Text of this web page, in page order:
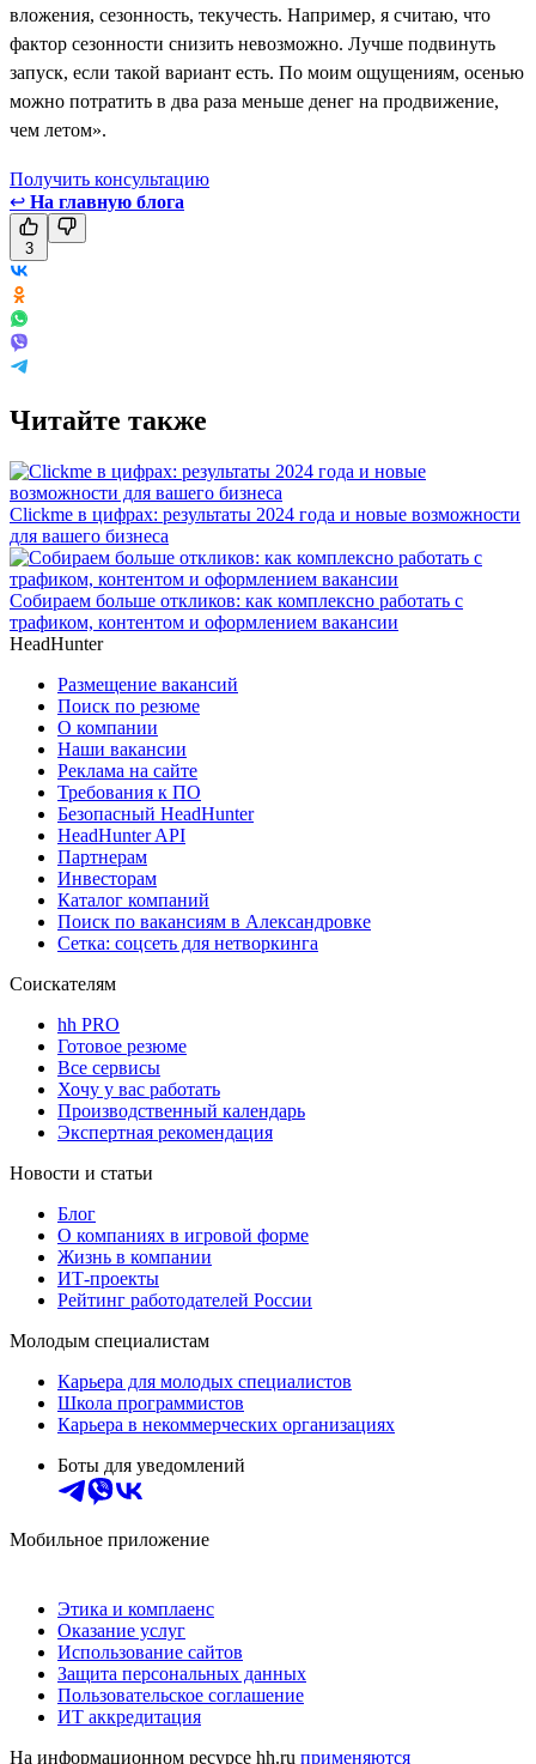
вложения, сезонность, текучесть. Например, я считаю, что
фактор сезонности снизить невозможно. Лучше подвинуть
запуск, если такой вариант есть. По моим ощущениям, осенью
можно потратить в два раза меньше денег на продвижение,
чем летом».
Получить консультацию
↩ На главную блога
3
Читайте также
Clickme в цифрах: результаты 2024 года и новые возможности
для вашего бизнеса
Собираем больше откликов: как комплексно работать с
трафиком, контентом и оформлением вакансии
HeadHunter
Размещение вакансий
Поиск по резюме
О компании
Наши вакансии
Реклама на сайте
Требования к ПО
Безопасный HeadHunter
HeadHunter API
Партнерам
Инвесторам
Каталог компаний
Поиск по вакансиям в Александровке
Сетка: соцсеть для нетворкинга
Соискателям
hh PRO
Готовое резюме
Все сервисы
Хочу у вас работать
Производственный календарь
Экспертная рекомендация
Новости и статьи
Блог
О компаниях в игровой форме
Жизнь в компании
ИТ-проекты
Рейтинг работодателей России
Молодым специалистам
Карьера для молодых специалистов
Школа программистов
Карьера в некоммерческих организациях
Боты для уведомлений
Мобильное приложение
Этика и комплаенс
Оказание услуг
Использование сайтов
Защита персональных данных
Пользовательское соглашение
ИТ аккредитация
На информационном ресурсе hh.ru применяются